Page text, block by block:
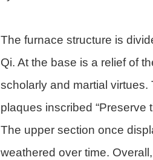
The furnace structure is
Qi. At the base is a relief of
scholarly and martial
plaques inscribed “Preserve
The upper section once
weathered over time.